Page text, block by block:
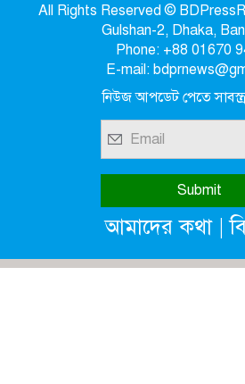
All Rights Reserved ©
Gulshan-2, Dhaka,
Phone: +88 01670
E-mail:
নিউজ আপডেট পেতে
আমাদের কথা|